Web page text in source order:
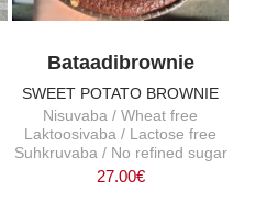
Bataadibrownie
SWEET POTATO BROWNIE
Nisuvaba / Wheat free
Laktoosivaba / Lactose free
Suhkruvaba / No refined sugar
27.00€